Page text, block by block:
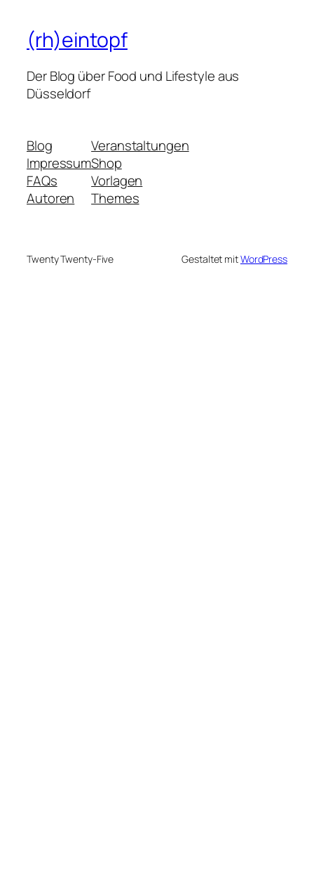
(rh)eintopf
Der Blog über Food und Lifestyle aus
Düsseldorf
Blog
Impressum
FAQs
Autoren
Veranstaltungen
Shop
Vorlagen
Themes
Twenty Twenty-Five Gestaltet mitWordPress